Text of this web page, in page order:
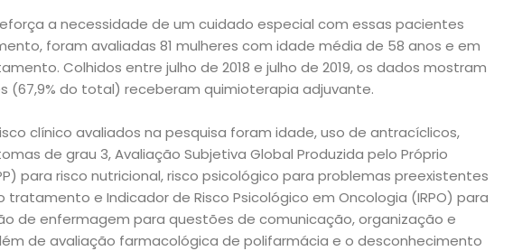
a necessidade de um cuidado especial com essas pacientes
foram avaliadas 81 mulheres com idade média de 58 anos e em
Colhidos entre julho de 2018 e julho de 2019, os dados mostram
(67,9% do total) receberam quimioterapia adjuvante.
clínico avaliados na pesquisa foram idade, uso de antracíclicos,
de grau 3, Avaliação Subjetiva Global Produzida pelo Próprio
para risco nutricional, risco psicológico para problemas preexistentes
tratamento e Indicador de Risco Psicológico em Oncologia (IRPO) para
de enfermagem para questões de comunicação, organização e
de avaliação farmacológica de polifarmácia e o desconhecimento